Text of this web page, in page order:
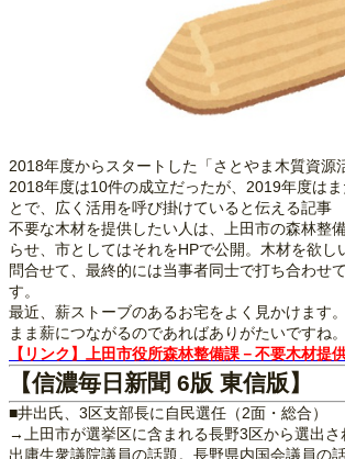
2018年度からスタートした「さとやま木質資源
2018年度は10件の成立だったが、2019年度は
とで、広く活用を呼び掛けていると伝える記事
不要な木材を提供したい人は、上田市の森林整
らせ、市としてはそれをHPで公開。木材を欲し
問合せて、最終的には当事者同士で打ち合わせ
す。
最近、薪ストーブのあるお宅をよく見かけます
まま薪につながるのであればありがたいですね。
【リンク】上田市役所森林整備課－不要木材提
【信濃毎日新聞 6版 東信版】
■井出氏、3区支部長に自民選任（2面・総合）
→上田市が選挙区に含まれる長野3区から選出
出庸生衆議院議員の話題。長野県内国会議員の